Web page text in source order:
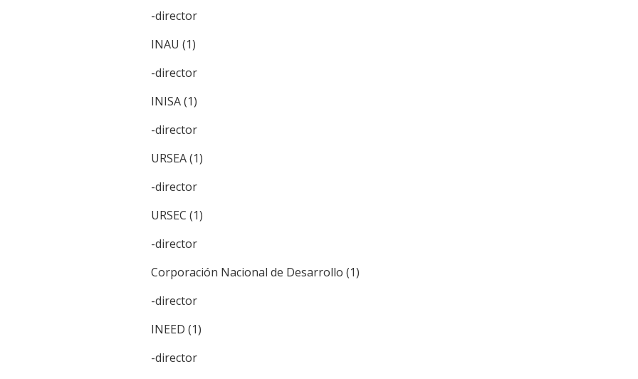
-director
INAU (1)
-director
INISA (1)
-director
URSEA (1)
-director
URSEC (1)
-director
Corporación Nacional de Desarrollo (1)
-director
INEED (1)
-director